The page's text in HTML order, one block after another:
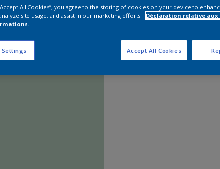
Trouver
All Cookies”, you agree to the storing of cookies on your device to
site usage, and assist in our marketing efforts.
Déclaration relative aux
Settings Accept All Cookies